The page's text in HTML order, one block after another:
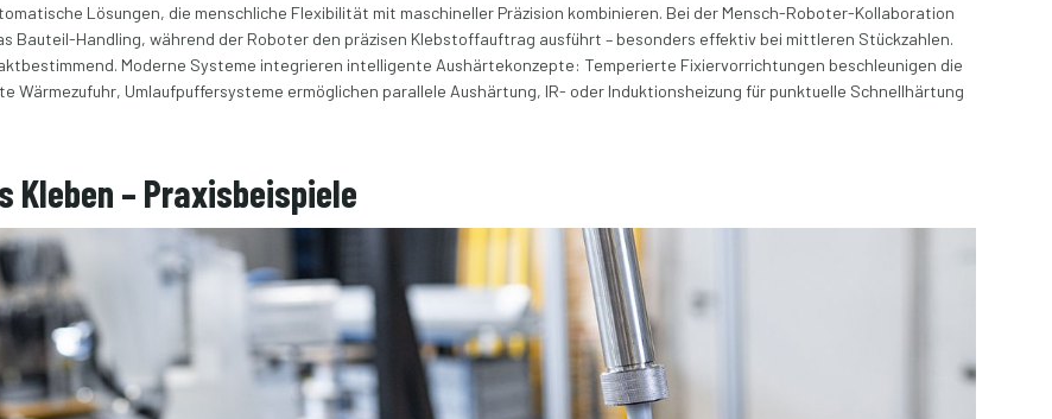
Lösungen, die menschliche Flexibilität mit maschineller Präzision kombinieren. Bei der Mensch-Roboter-Kollaboration
Bauteil-Handling, während der Roboter den präzisen Klebstoffauftrag ausführt – besonders effektiv bei mittleren Stückzahlen.
Moderne Systeme integrieren intelligente Aushärtekonzepte: Temperierte Fixiervorrichtungen beschleunigen die
Wärmezufuhr, Umlaufpuffersysteme ermöglichen parallele Aushärtung, IR- oder Induktionsheizung für punktuelle Schnellhärtung
– Praxisbeispiele